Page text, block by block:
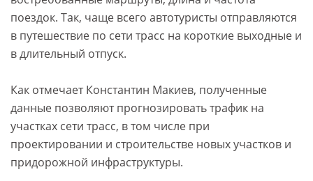
поездок. Так, чаще всего автотуристы отправляются
в путешествие по сети трасс на короткие выходные и
в длительный отпуск.
Как отмечает Константин Макиев, полученные
данные позволяют прогнозировать трафик на
участках сети трасс, в том числе при
проектировании и строительстве новых участков и
придорожной инфраструктуры.